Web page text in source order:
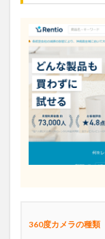
360度カメラの種類